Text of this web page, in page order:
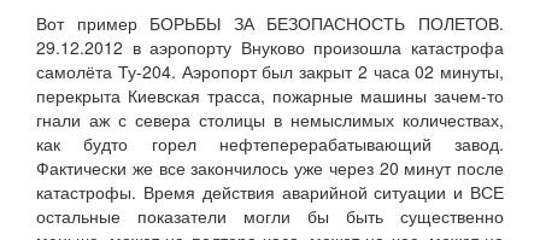
Вот пример БОРЬБЫ ЗА БЕЗОПАСНОСТЬ ПОЛЕТОВ.
29.12.2012 в аэропорту Внуково произошла катастрофа
самолёта Ту-204. Аэропорт был закрыт 2 часа 02 минуты,
перекрыта Киевская трасса, пожарные машины зачем-то
гнали аж с севера столицы в немыслимых количествах,
как будто горел нефтеперерабатывающий завод.
Фактически же все закончилось уже через 20 минут после
катастрофы. Время действия аварийной ситуации и ВСЕ
остальные показатели могли бы быть существенно